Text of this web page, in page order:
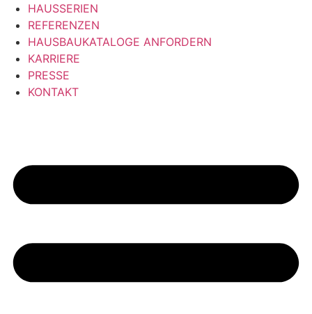
HAUSSERIEN
REFERENZEN
HAUSBAUKATALOGE ANFORDERN
KARRIERE
PRESSE
KONTAKT